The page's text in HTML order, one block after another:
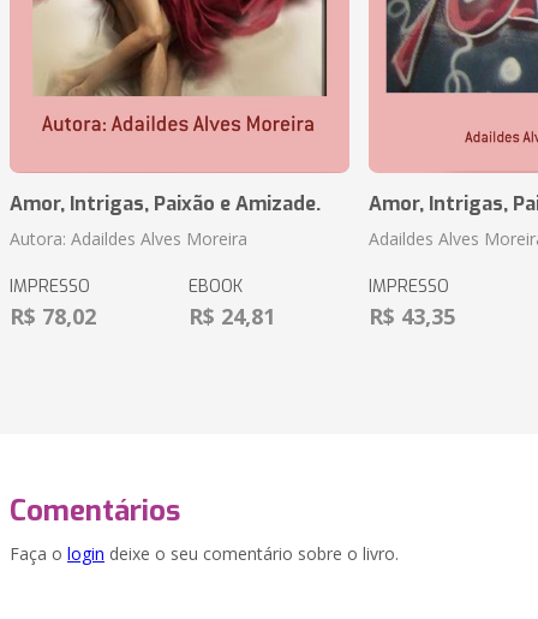
Amor, Intrigas, Paixão e Amizade.
Autora: Adaildes Alves Moreira
IMPRESSO
R$ 78,02
EBOOK
R$ 24,81
Amor, Intrigas,
Adaildes Alves
IMPRESSO
R$ 43,35
Comentários
Faça o login deixe o seu comentário sobre o livro.